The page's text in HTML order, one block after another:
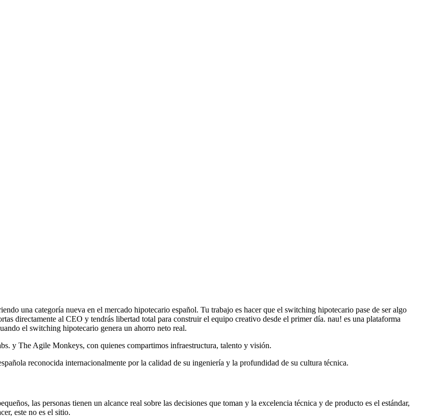
una categoría nueva en el mercado hipotecario español. Tu trabajo es hacer que el switching hipotecario pase de ser algo
directamente al CEO y tendrás libertad total para construir el equipo creativo desde el primer día. nau! es una plataforma
el switching hipotecario genera un ahorro neto real.
y The Agile Monkeys, con quienes compartimos infraestructura, talento y visión.
reconocida internacionalmente por la calidad de su ingeniería y la profundidad de su cultura técnica.
las personas tienen un alcance real sobre las decisiones que toman y la excelencia técnica y de producto es el estándar,
este no es el sitio.